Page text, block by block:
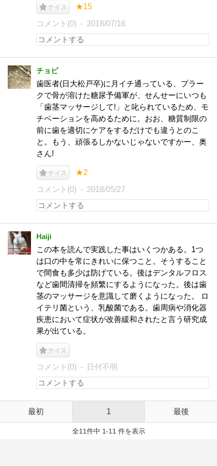
ナイス ★15
コメント(0) 2018/07/16
チョビ
歯医者(日大松戸卒)に月イチ通っている、プラー
クで骨が溶けた糖尿予備軍が、せんせーにいつも
「歯茎マッサージして!」と叱られているため、モ
チベーションを高めるために。おお、糖質制限の
前に歯を適切にケアをするだけでも違うとのこ
と。もう、頑張るしかないじゃないですかー、奥
さん!
ナイス ★2
コメント(0) 2018/05/27
Haiji
この本を読んで実践した事はいくつかある。1つ
は口の中を常にきれいに保つこと。そうすること
で間食も多少は防げている。後はデンタルフロス
など歯間清掃を頻繁にするようになった。後は歯
茎のマッサージを意識して磨くようになった。 ロ
イテリ菌という、乳酸菌である。歯周病や消化器
疾患において症状が改善緩和されたと言う研究成
果が出ている。
ナイス
コメント(0) 日付不明
最初 1 最後
全11件中 1-11 件を表示